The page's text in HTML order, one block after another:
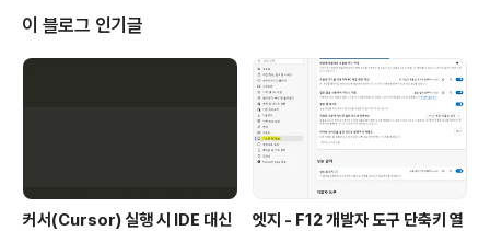
0을 넘어선 경우는 9.11테러/ 2002년 10월 저점 정도.. V
IX가 40을 넘어선 경우 이후 3개월 간 평균 8.6% 상승했
다고 한다.. 위 표를 보면 어제 그래프에 58을 찍고 내려왔
다.. 현시점도 47.77.. 절대 낮지 않은 지표.. 9.11테러 이후
이 블로그 인기글
커서(Cursor) 실행 시 IDE 대신
엣지 - F12 개발자 도구 단축키 열